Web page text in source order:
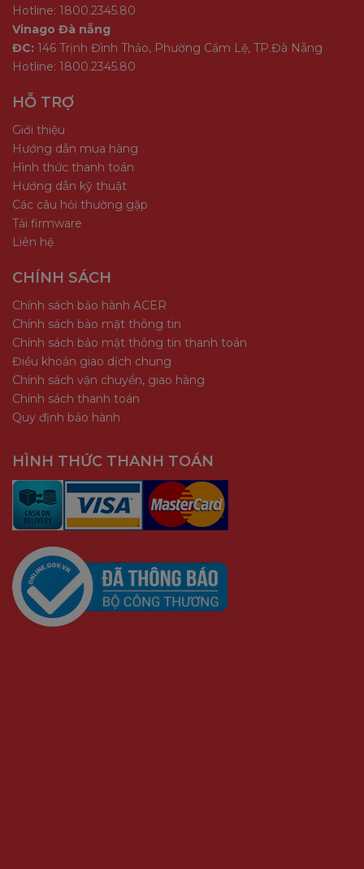
Hotline: 1800.2345.80
Vinago Đà nẵng
ĐC: 146 Trịnh Đình Thảo, Phường Cẩm Lệ, TP.Đà Nẵng
Hotline: 1800.2345.80
HỖ TRỢ
Giới thiệu
Hướng dẫn mua hàng
Hình thức thanh toán
Hướng dẫn kỹ thuật
Các câu hỏi thường gặp
Tải firmware
Liên hệ
CHÍNH SÁCH
Chính sách bảo hành ACER
Chính sách bảo mật thông tin
Chính sách bảo mật thông tin thanh toán
Điều khoản giao dịch chung
Chính sách vận chuyển, giao hàng
Chính sách thanh toán
Quy định bảo hành
HÌNH THỨC THANH TOÁN